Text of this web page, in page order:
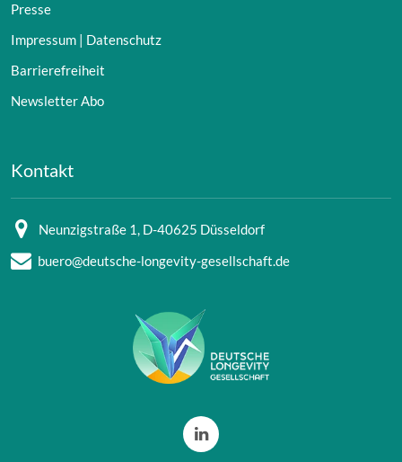
Presse
Impressum | Datenschutz
Barrierefreiheit
Newsletter Abo
Kontakt
Neunzigstraße 1, D-40625 Düsseldorf
buero@deutsche-longevity-gesellschaft.de